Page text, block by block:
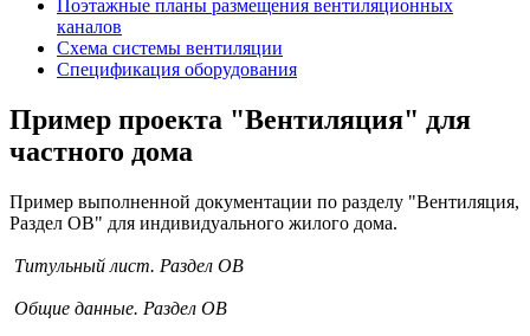
Поэтажные планы размещения вентиляционных
каналов
Схема системы вентиляции
Спецификация оборудования
Пример проекта "Вентиляция" для
частного дома
Пример выполненной документации по разделу "Вентиляция,
Раздел ОВ" для индивидуального жилого дома.
Титульный лист. Раздел ОВ
Общие данные. Раздел ОВ